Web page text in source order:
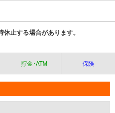
止する場合があります。
貯金･ATM 保険